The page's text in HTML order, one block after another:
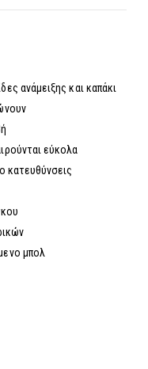
ανάμειξης και καπάκι
εύκολα
κατευθύνσεις
μπολ